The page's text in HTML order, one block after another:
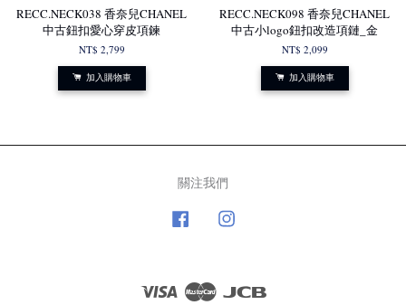
RECC.NECK038 香奈兒CHANEL
中古鈕扣愛心穿皮項鍊
NT$ 2,799
加入購物車
RECC.NECK098 香奈兒CHANEL
中古小logo鈕扣改造項鏈_金
NT$ 2,099
加入購物車
關注我們
Facebook
Visa Master